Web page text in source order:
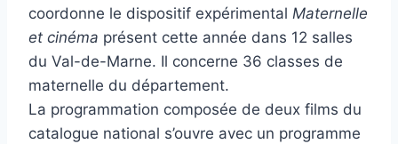
coordonne le dispositif expérimental Maternelle
et cinéma présent cette année dans 12 salles
du Val-de-Marne. Il concerne 36 classes de
maternelle du département.
La programmation composée de deux films du
catalogue national s’ouvre avec un programme